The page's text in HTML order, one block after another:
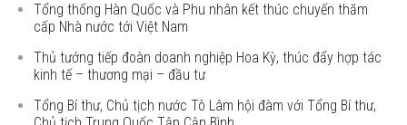
Tổng thống Hàn Quốc và Phu nhân kết thúc chuyến thăm
cấp Nhà nước tới Việt Nam
Thủ tướng tiếp đoàn doanh nghiệp Hoa Kỳ, thúc đẩy hợp tác
kinh tế – thương mại – đầu tư
Tổng Bí thư, Chủ tịch nước Tô Lâm hội đàm với Tổng Bí thư,